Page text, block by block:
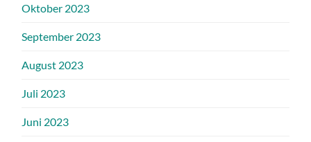
Oktober 2023
September 2023
August 2023
Juli 2023
Juni 2023